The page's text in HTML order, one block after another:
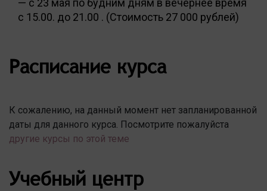
— с 23 мая по будним дням в вечернее время
с 15.00. до 21.00 . (Стоимость 27 000 рублей)
Расписание курса
К сожалению, на данный момент нет запланированной
даты для данного курса. Посмотрите пожалуйста
другие курсы по этой теме
Учебный центр